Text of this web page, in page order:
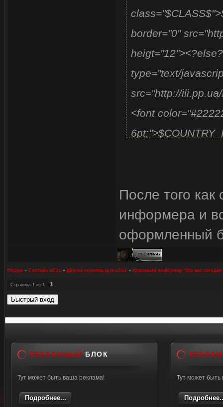
border="0"
type="text/
src="http://
<font
После того
информера и
оформленный
Форум » Система uCoz » Другие скрипты для uCoz » Красивый информер "кто нас сегодня
Страница 1 из 1 1
РЕКЛАМНЫЙ БЛОК
Тут может быть ваша реклама!
Подробнее...
Тут может